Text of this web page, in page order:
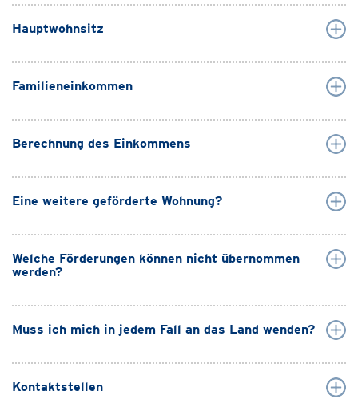
Hauptwohnsitz
Familieneinkommen
Berechnung des Einkommens
Eine weitere geförderte Wohnung?
Welche Förderungen können nicht übernommen
werden?
Muss ich mich in jedem Fall an das Land wenden?
Kontaktstellen